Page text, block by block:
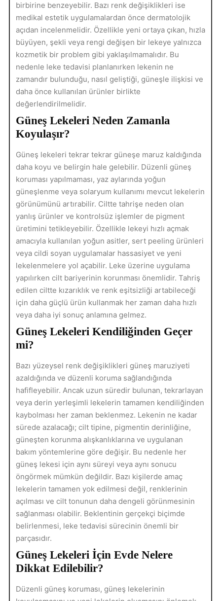
birbirine benzeyebilir. Bazı renk değişiklikleri ise
medikal estetik uygulamalardan önce dermatolojik
açıdan incelenmelidir. Özellikle yeni ortaya çıkan, hızla
büyüyen, şekli veya rengi değişen bir lekeye yalnızca
kozmetik bir problem gibi yaklaşılmamalıdır. Bu
nedenle leke tedavisi planlanırken lekenin ne
zamandır bulunduğu, nasıl geliştiği, güneşle ilişkisi ve
daha önce kullanılan ürünler birlikte
değerlendirilmelidir.
Güneş Lekeleri Neden Zamanla
Koyulaşır?
Güneş lekeleri tekrar tekrar güneşe maruz kaldığında
daha koyu ve belirgin hale gelebilir. Düzenli güneş
koruması yapılmaması, yaz aylarında yoğun
güneşlenme veya solaryum kullanımı mevcut lekelerin
görünümünü artırabilir. Ciltte tahrişe neden olan
yanlış ürünler ve kontrolsüz işlemler de pigment
üretimini tetikleyebilir. Özellikle lekeyi hızlı açmak
amacıyla kullanılan yoğun asitler, sert peeling ürünleri
veya cildi soyan uygulamalar hassasiyet ve yeni
lekelenmelere yol açabilir. Leke üzerine uygulama
yapılırken cilt bariyerinin korunması önemlidir. Tahriş
edilen ciltte kızarıklık ve renk eşitsizliği artabileceği
için daha güçlü ürün kullanmak her zaman daha hızlı
veya daha iyi sonuç anlamına gelmez.
Güneş Lekeleri Kendiliğinden Geçer
mi?
Bazı yüzeysel renk değişiklikleri güneş maruziyeti
azaldığında ve düzenli koruma sağlandığında
hafifleyebilir. Ancak uzun süredir bulunan, tekrarlayan
veya derin yerleşimli lekelerin tamamen kendiliğinden
kaybolması her zaman beklenmez. Lekenin ne kadar
sürede azalacağı; cilt tipine, pigmentin derinliğine,
güneşten korunma alışkanlıklarına ve uygulanan
bakım yöntemlerine göre değişir. Bu nedenle her
güneş lekesi için aynı süreyi veya aynı sonucu
öngörmek mümkün değildir. Bazı kişilerde amaç
lekelerin tamamen yok edilmesi değil, renklerinin
açılması ve cilt tonunun daha dengeli görünmesinin
sağlanması olabilir. Beklentinin gerçekçi biçimde
belirlenmesi, leke tedavisi sürecinin önemli bir
parçasıdır.
Güneş Lekeleri İçin Evde Nelere
Dikkat Edilebilir?
Düzenli güneş koruması, güneş lekelerinin